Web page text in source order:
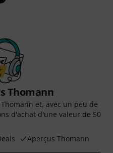
Thomann
et, avec un peu de
d'achat d'une valeur de 50
Aperçus Thomann